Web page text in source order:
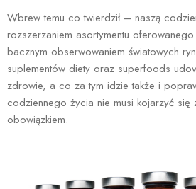
Wbrew temu co twierdził – naszą
rozszerzaniem asortymentu
bacznym obserwowaniem światowych
suplementów diety oraz superfoods
zdrowie, a co za tym idzie także i
codziennego życia nie musi kojarzyć się
obowiązkiem.